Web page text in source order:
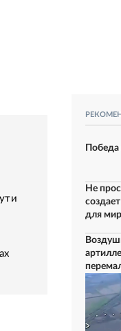
Не
для